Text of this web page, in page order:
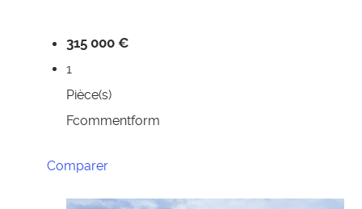
315 000 €
1
Pièce(s)
Fcommentform
Comparer